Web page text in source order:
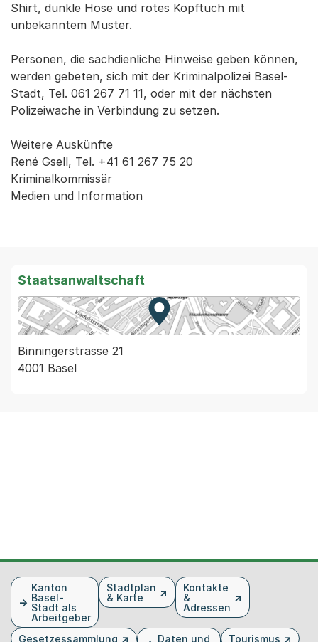
Shirt, dunkle Hose und rotes Kopftuch mit
unbekanntem Muster.
Personen, die sachdienliche Hinweise geben können,
werden gebeten, sich mit der Kriminalpolizei Basel-
Stadt, Tel. 061 267 71 11, oder mit der nächsten
Polizeiwache in Verbindung zu setzen.
Weitere Auskünfte
René Gsell, Tel. +41 61 267 75 20
Kriminalkommissär
Medien und Information
Staatsanwaltschaft
Zur Karte von MapBS.
Externer Link, wird in einem
Binningerstrasse 21
4001 Basel
FusszeileKanton
Basel-
Stadt als
Arbeitgeber
Stadtplan
& Karte
Kontakte
&
Adressen
Gesetzessammlung Daten und Tourismus